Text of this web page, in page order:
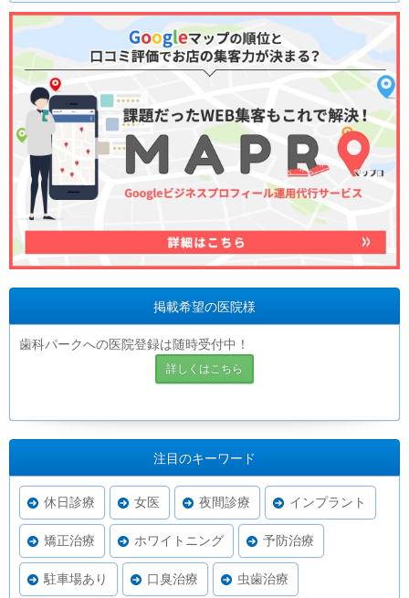
掲載希望の医院様
歯科パークへの医院登録は随時受付中！
詳しくはこちら
注目のキーワード
休日診療 女医 夜間診療 インプラント
矯正治療 ホワイトニング 予防治療
駐車場あり 口臭治療 虫歯治療